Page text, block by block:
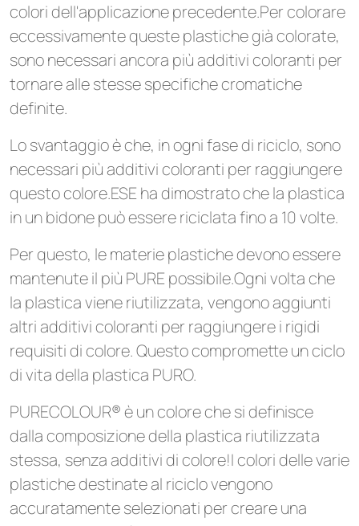
colori dell'applicazione precedente.Per colorare
eccessivamente queste plastiche già colorate,
sono necessari ancora più additivi coloranti per
tornare alle stesse specifiche cromatiche
definite.
Lo svantaggio è che, in ogni fase di riciclo, sono
necessari più additivi coloranti per raggiungere
questo colore.ESE ha dimostrato che la plastica
in un bidone può essere riciclata fino a 10 volte.
Per questo, le materie plastiche devono essere
mantenute il più PURE possibile.Ogni volta che
la plastica viene riutilizzata, vengono aggiunti
altri additivi coloranti per raggiungere i rigidi
requisiti di colore. Questo compromette un ciclo
di vita della plastica PURO.
PURECOLOUR® è un colore che si definisce
dalla composizione della plastica riutilizzata
stessa, senza additivi di colore!I colori delle varie
plastiche destinate al riciclo vengono
accuratamente selezionati per creare una